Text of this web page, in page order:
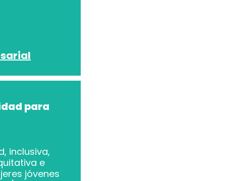
para
inclusiva,
e
jóvenes